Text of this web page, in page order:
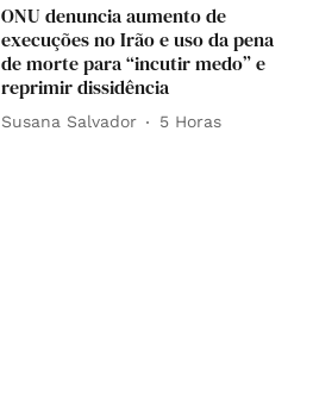
ONU denuncia aumento de
execuções no Irão e uso da pena
de morte para “incutir medo” e
reprimir dissidência
Susana Salvador 5 Horas